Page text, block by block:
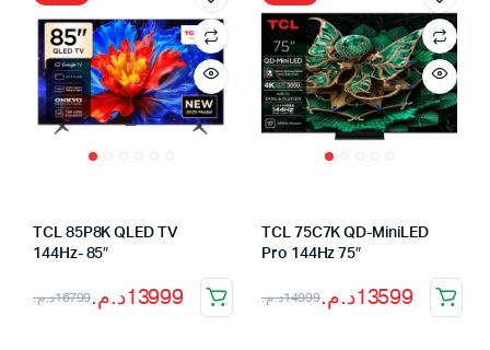
TCL 85P8K QLED TV
144Hz- 85″
16799د.م.
Le
13999د.م.
Le
TCL 75C7K QD-MiniLED
Pro 144Hz 75″
14999د.م.
Le
13599د.م.
Le